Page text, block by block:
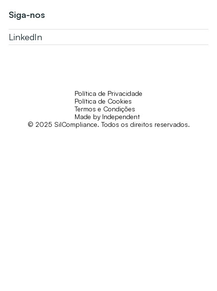
Siga-nos
LinkedIn
© 2025 SilCompliance. Todos os direitos reservados.
Política de Privacidade
Política de Cookies
Termos e Condições
Made by Independent